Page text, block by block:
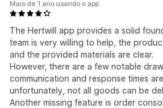
The Hertwill app provides a solid
team is very willing to help, the
and the provided materials are clear.
​However, there are a few notable
communication and response times
unfortunately, not all goods can be
Another missing feature is order
Mais de 1 ano usando o app